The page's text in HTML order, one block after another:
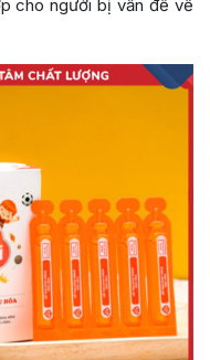
cho người bị vấn đề về